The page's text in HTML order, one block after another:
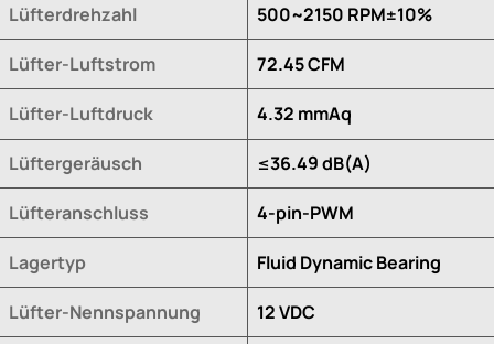
Lüfterdrehzahl 500~2150 RPM±10%
Lüfter-Luftstrom 72.45 CFM
Lüfter-Luftdruck 4.32 mmAq
Lüftergeräusch ≤36.49 dB(A)
Lüfteranschluss 4-pin-PWM
Lagertyp Fluid Dynamic Bearing
Lüfter-Nennspannung 12 VDC